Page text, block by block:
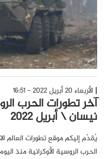
الأربعاء 20 أبريل 2022 - 16:51
نيسان \ أبريل 2022
يُقدّم إليكم موقع تطورات العالم
الحرب الروسية الأوكرانية منذ